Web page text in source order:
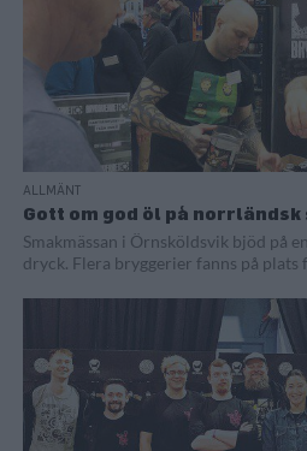
ALLMÄNT
Gott om god öl på norrländsk
Smakmässan i Örnsköldsvik bjöd på
dryck. Flera bryggerier fanns på